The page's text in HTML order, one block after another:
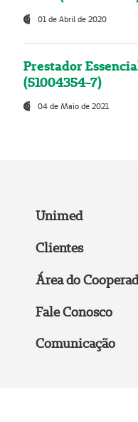
01 de Abril de 2020
Prestador
(51004354-7)
04 de Maio de 2021
Unimed
Clientes
Área do
Fale Conosco
Comunicação